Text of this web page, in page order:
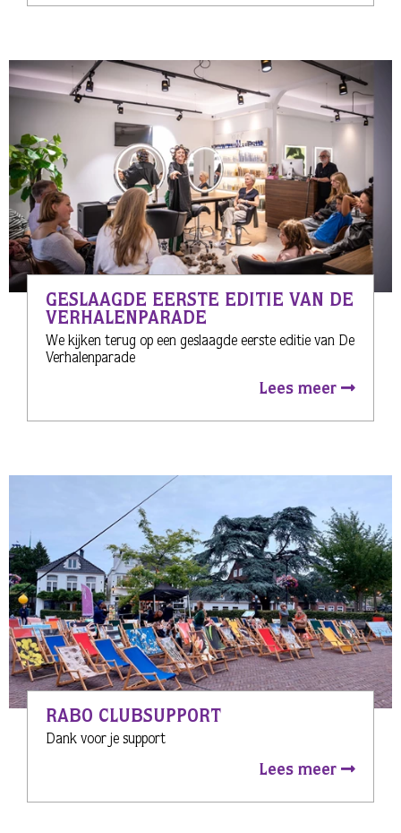
GESLAAGDE EERSTE EDITIE VAN DE
VERHALENPARADE
We kijken terug op een geslaagde eerste editie van De
Verhalenparade
Lees meer
RABO CLUBSUPPORT
Dank voor je support
Lees meer